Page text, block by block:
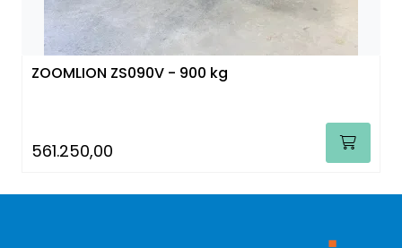
ZOOMLION ZS090V - 900 kg
561.250,00